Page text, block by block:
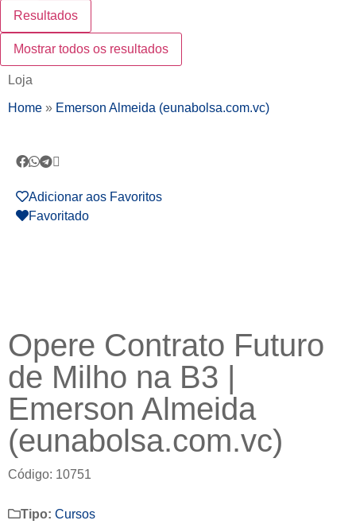
Resultados
Mostrar todos os resultados
Loja
Home » Emerson Almeida (eunabolsa.com.vc)
Adicionar aos Favoritos
Favoritado
Opere Contrato Futuro
de Milho na B3 |
Emerson Almeida
(eunabolsa.com.vc)
Código: 10751
Tipo: Cursos